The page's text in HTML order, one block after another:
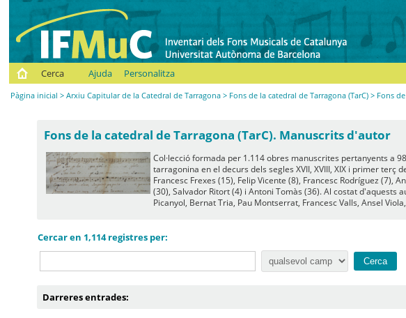
Cerca
Ajuda Personalitza
Pàgina inicial >Arxiu Capitular de la Catedral de Tarragona > Fons de la catedral de Tarragona (TarC) > Fons
Fons de la catedral de Tarragona (TarC). Manuscrits d'autor
Col·lecció formada per 1.114 obres manuscrites pertanyents a
tarragonina en el decurs dels segles XVII, XVIII, XIX i primer terç
Francesc Frexes (15), Felip Vicente (8), Francesc Rodríguez (7),
(30), Salvador Ritort (4) i Antoni Tomàs (36). Al costat d'aquests
Picanyol, Bernat Tria, Pau Montserrat, Francesc Valls, Ansel
Cercar en 1,114 registres per:
Darreres entrades: